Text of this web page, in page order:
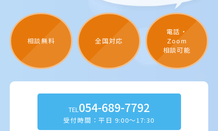
相談無料 全国対応
電話・
Zoom
相談可能
TEL054-689-7792
受付時間：平日 9:00～17:30